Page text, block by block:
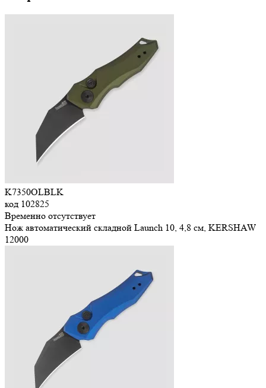
K7350OLBLK
код 102825
Временно отсутствует
Нож автоматический складной Launch 10, 4,8 см, KERSHAW
12000